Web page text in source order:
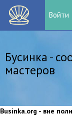
Войти
Бусинка -
мастеров
Businka.org - вне